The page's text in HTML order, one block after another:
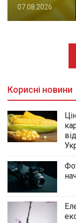
07.08.2026
Корисні новини